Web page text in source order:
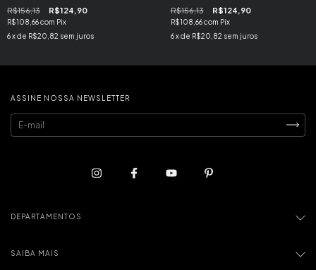
R$156,13 R$124,90
R$108,66com Pix
6x de R$20,82 sem juros
R$156,13 R$124,90
R$108,66com Pix
6 x de R$20,82 sem juros
ASSINE NOSSA NEWSLETTER
DEPARTAMENTOS
SAIBA MAIS